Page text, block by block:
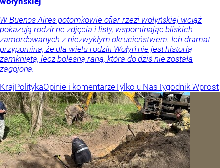
W Buenos Aires potomkowie ofiar rzezi wołyńskiej wciąż
pokazują rodzinne zdjęcia i listy, wspominając bliskich
zamordowanych z niezwykłym okrucieństwem. Ich dramat
przypomina, że dla wielu rodzin Wołyń nie jest historią
zamkniętą, lecz bolesną raną, która do dziś nie została
zagojona.
KrajPolitykaOpinie i komentarzeTylko u NasTygodnik Wprost